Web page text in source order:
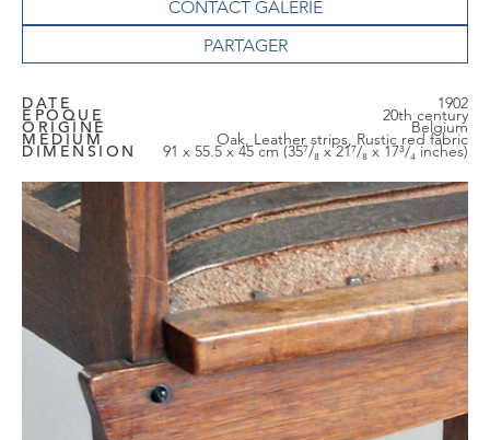
CONTACT GALERIE
DATE 1902
EPOQUE 20th century
ORIGINE Belgium
MEDIUM Oak, Leather strips, Rustic red fabric
DIMENSION 91 x 55.5 x 45 cm (35⁷/₈ x 21⁷/₈ x 17³/₄ inches)